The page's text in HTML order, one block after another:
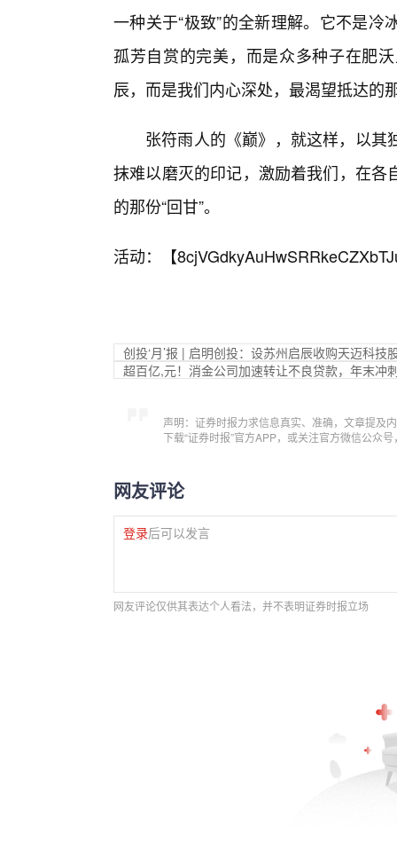
一种关于“极致”的全新理解。它不是
孤芳自赏的完美，而是众多种子在肥
辰，而是我们内心深处，最渴望抵达的
张符雨人的《巅》，就这样，以
抹难以磨灭的印记，激励着我们，在
的那份“回甘”。
活动：【
创投‘月’报 | 启明创投：设苏州启辰收购天迈科
超百亿,元！消金公司加速转让不良贷款，年末冲
声明：证券时报力求信息真实、准确，文章提及
下载“证券时报”官方APP，或关注官方微信公众
网友评论
登录后可以发言
网友评论仅供其表达个人看法，并不表明证券时报立场